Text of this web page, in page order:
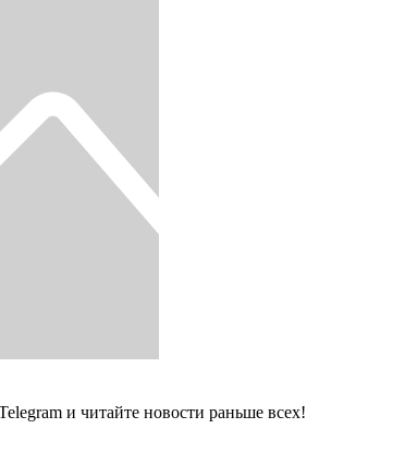
и читайте новости раньше всех!